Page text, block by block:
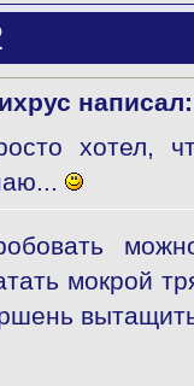
написал:
хотел,
мокрой